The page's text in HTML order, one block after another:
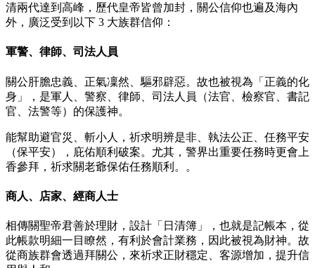
清兩代達到高峰，歷代皇帝皆曾加封，關公信仰也遍及海內
外，廣泛受到以下 3 大族群信仰：
軍警、律師、司法人員
關公肝膽忠義、正氣凜然、驅邪辟惡。故也被視為「正義的化
身」，是軍人、警察、律師、司法人員（法官、檢察官、書記
官、法警等）的保護神。
能幫助避官災、斬小人，祈求明辨是非、執法公正、任務平安
（保平安），庇佑順利破案。尤其，警界出重要任務時更會上
香參拜，祈求關老爺保佑任務順利。。
商人、店家、經商人士
相傳關聖帝君善於理財，設計「日清簿」，也就是記帳本，從
此帳款明細一目瞭然，有利於會計業務，因此被視為財神。故
從商族群會透過拜關公，來祈求正財穩定、客源增加，提升信